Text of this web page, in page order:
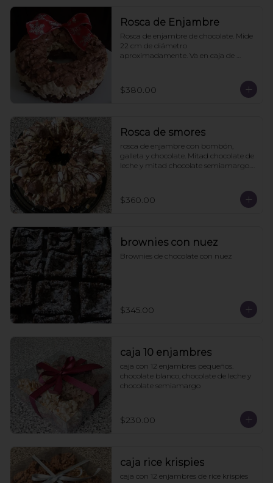
Rosca de Enjambre
Rosca de enjambre de chocolate. Mide
22 cm de diámetro
aproximadamente. Va en caja de
$380.00
Rosca de smores
rosca de enjambre con bombón,
galleta y chocolate. Mitad chocolate de
leche y mitad chocolate semiamargo.
$360.00
brownies con nuez
Brownies de chocolate con nuez
$345.00
caja 10 enjambres
caja con 12 enjambres pequeños.
chocolate blanco, chocolate de leche y
chocolate semiamargo
$230.00
caja rice krispies
caja con 12 enjambres de rice krispies